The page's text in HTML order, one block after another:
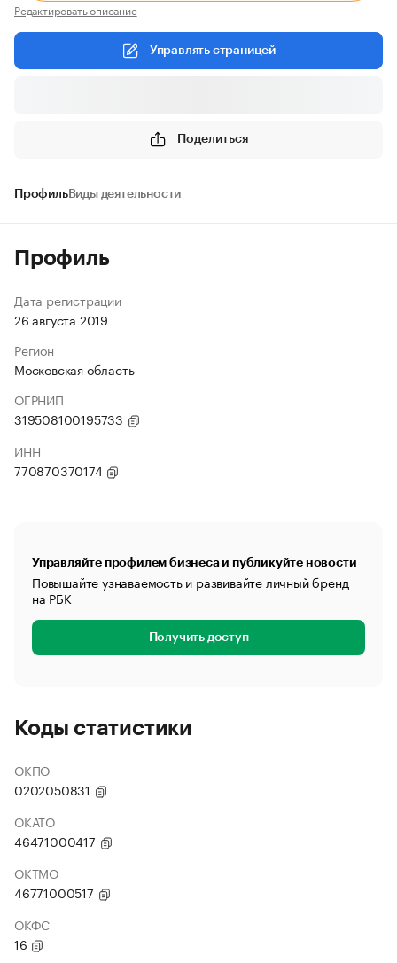
Редактировать описание
Управлять страницей
Поделиться
ПрофильВиды деятельности
Профиль
Дата регистрации
26 августа 2019
Регион
Московская область
ОГРНИП
319508100195733
ИНН
770870370174
Управляйте профилем бизнеса и публикуйте новости
Повышайте узнаваемость и развивайте личный бренд
на РБК
Получить доступ
Коды статистики
ОКПО
0202050831
ОКАТО
46471000417
ОКТМО
46771000517
ОКФС
16